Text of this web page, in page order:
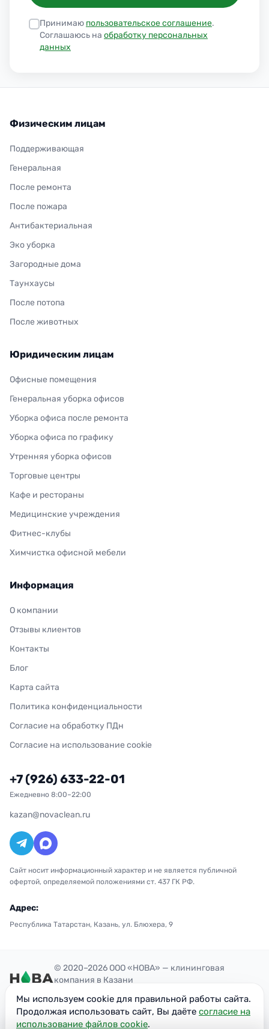
Принимаю пользовательское соглашение.
Соглашаюсь на обработку персональных
данных
Физическим лицам
Поддерживающая
Генеральная
После ремонта
После пожара
Антибактериальная
Эко уборка
Загородные дома
Таунхаусы
После потопа
После животных
Юридическим лицам
Офисные помещения
Генеральная уборка офисов
Уборка офиса после ремонта
Уборка офиса по графику
Утренняя уборка офисов
Торговые центры
Кафе и рестораны
Медицинские учреждения
Фитнес-клубы
Химчистка офисной мебели
Информация
О компании
Отзывы клиентов
Контакты
Блог
Карта сайта
Политика конфиденциальности
Согласие на обработку ПДн
Согласие на использование cookie
+7 (926) 633-22-01
Ежедневно 8:00–22:00
kazan@novaclean.ru
Сайт носит информационный характер и не является публичной
офертой, определяемой положениями ст. 437 ГК РФ.
Адрес:
Республика Татарстан, Казань, ул. Блюхера, 9
© 2020–2026 ООО «НОВА» — клининговая
компания в Казани
ОГРН: 1207700300851
ИНН: 7716949113
Мы используем cookie для правильной работы сайта.
Продолжая использовать сайт, Вы даёте согласие на
использование файлов cookie.